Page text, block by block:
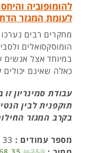
להומופוביה
לעומת המגזר
מחקרים רבים
הומוסקסואלים
במיוחד אצל אנשים
כאלה שאינם
עבודת סמינריון
תוקפנית לבין
בקרב המגזר
מספר עמודים : 33